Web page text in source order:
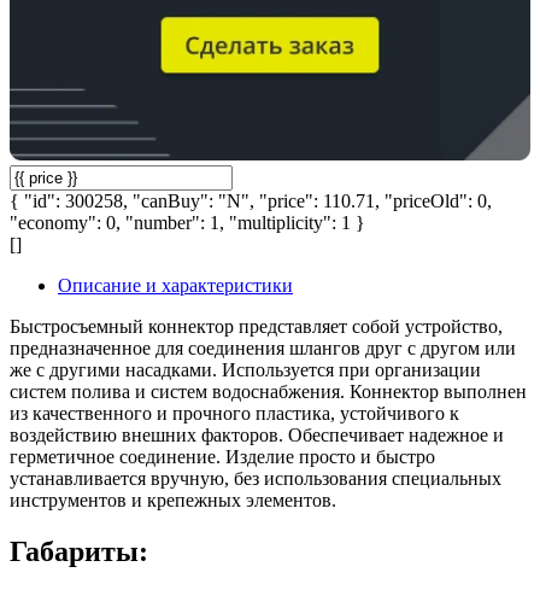
{ "id": 300258, "canBuy": "N", "price": 110.71, "priceOld": 0,
"economy": 0, "number": 1, "multiplicity": 1 }
[]
Описание и характеристики
Быстросъемный коннектор представляет собой устройство,
предназначенное для соединения шлангов друг с другом или
же с другими насадками. Используется при организации
систем полива и систем водоснабжения. Коннектор выполнен
из качественного и прочного пластика, устойчивого к
воздействию внешних факторов. Обеспечивает надежное и
герметичное соединение. Изделие просто и быстро
устанавливается вручную, без использования специальных
инструментов и крепежных элементов.
Габариты: